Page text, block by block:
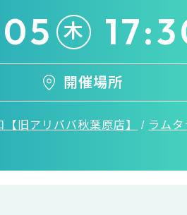
木
開催場所
旧アリババ秋葉原店】 / ラム